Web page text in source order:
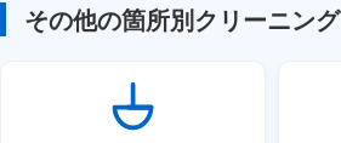
その他の箇所別クリーニング